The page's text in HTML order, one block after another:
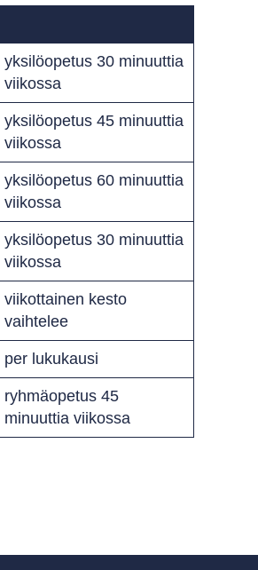
yksilöopetus 30 minuuttia
viikossa
yksilöopetus 45 minuuttia
viikossa
yksilöopetus 60 minuuttia
viikossa
yksilöopetus 30 minuuttia
viikossa
viikottainen kesto
vaihtelee
per lukukausi
ryhmäopetus 45
minuuttia viikossa